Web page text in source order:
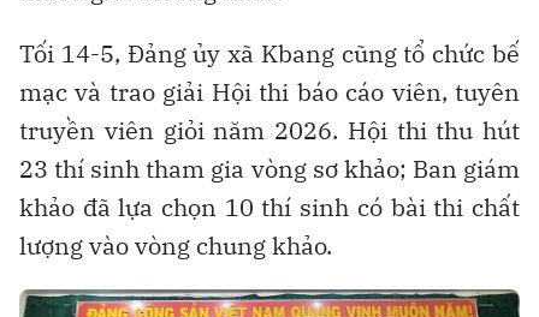
Tối 14-5, Đảng ủy xã Kbang cũng tổ chức bế
mạc và trao giải Hội thi báo cáo viên, tuyên
truyền viên giỏi năm 2026. Hội thi thu hút
23 thí sinh tham gia vòng sơ khảo; Ban giám
khảo đã lựa chọn 10 thí sinh có bài thi chất
lượng vào vòng chung khảo.